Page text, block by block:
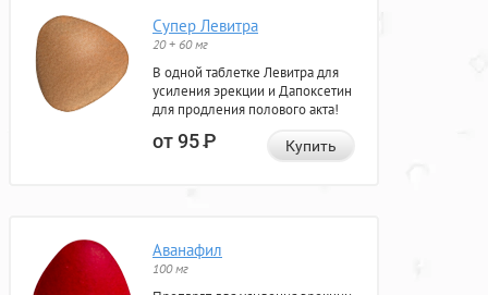
Супер Левитра
20 + 60 мг
В одной таблетке Левитра для
усиления эрекции и Дапоксетин
для продления полового акта!
от 95Р Купить
Аванафил
100 мг